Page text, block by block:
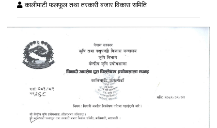
कालीमाटी फलफूल तथा तरकारी बजार विकास समिति